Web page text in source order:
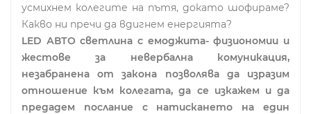
усмихнем колегите на пътя, докато шофираме?
Какво ни пречи да вдигнем енергията?
LED АВТО светлина с емоджита- физиономии и
жестове за невербална комуникация,
незабранена от закона позволява да изразим
отношение към колегата, да се изкажем и да
предадем послание с натискането на един